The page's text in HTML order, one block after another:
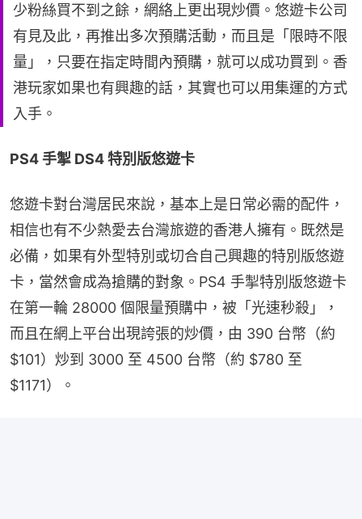
少粉絲買不到之餘，網絡上更出現炒價。悠遊卡公司
有見及此，再推出多次預購活動，而且是「限時不限
量」，只要在指定時間內預購，就可以成功買到。香
港玩家如果也有興趣的話，其實也可以用集運的方式
入手。
PS4 手掣 DS4 特別版悠遊卡
悠遊卡對台灣居民來說，基本上是日常必需的配件，
相信也有不少熱愛去台灣旅遊的香港人擁有。既然是
必備，如果有外型特別或切合自己興趣的特別版悠遊
卡，當然會成為搶購的對象。PS4 手掣特別版悠遊卡
在第一輪 28000 個限量預購中，被「光速秒殺」，
而且在網上平台出現誇張的炒價，由 390 台幣（約
$101）炒到 3000 至 4500 台幣（約 $780 至
$1171）。